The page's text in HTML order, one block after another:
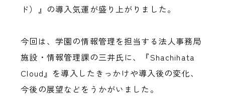
ド）』の導入気運が盛り上がりました。
今回は、学園の情報管理を担当する法人事務局
施設・情報管理課の三井氏に、『Shachihata
Cloud』を導入したきっかけや導入後の変化、
今後の展望などをうかがいました。